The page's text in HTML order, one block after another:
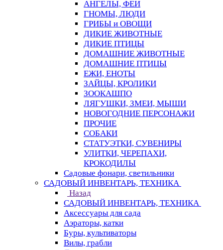
АНГЕЛЫ, ФЕИ
ГНОМЫ, ЛЮДИ
ГРИБЫ и ОВОЩИ
ДИКИЕ ЖИВОТНЫЕ
ДИКИЕ ПТИЦЫ
ДОМАШНИЕ ЖИВОТНЫЕ
ДОМАШНИЕ ПТИЦЫ
ЕЖИ, ЕНОТЫ
ЗАЙЦЫ, КРОЛИКИ
ЗООКАШПО
ЛЯГУШКИ, ЗМЕИ, МЫШИ
НОВОГОДНИЕ ПЕРСОНАЖИ
ПРОЧИЕ
СОБАКИ
СТАТУЭТКИ, СУВЕНИРЫ
УЛИТКИ, ЧЕРЕПАХИ,
КРОКОДИЛЫ
Садовые фонари, светильники
САДОВЫЙ ИНВЕНТАРЬ, ТЕХНИКА
Назад
САДОВЫЙ ИНВЕНТАРЬ, ТЕХНИКА
Аксессуары для сада
Аэраторы, катки
Буры, культиваторы
Вилы, грабли